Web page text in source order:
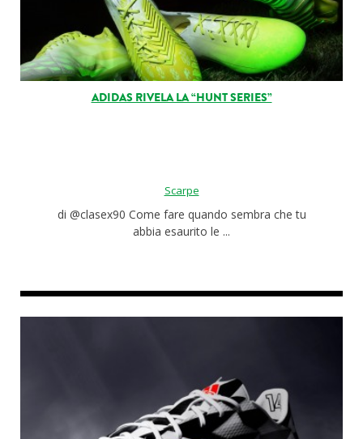
ADIDAS RIVELA LA “HUNT SERIES”
Scarpe
di @clasex90 Come fare quando sembra che tu
abbia esaurito le ...